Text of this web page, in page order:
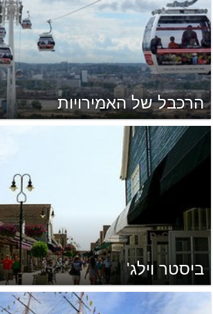
הרכבל של האמירויות
ביסטר וילג'